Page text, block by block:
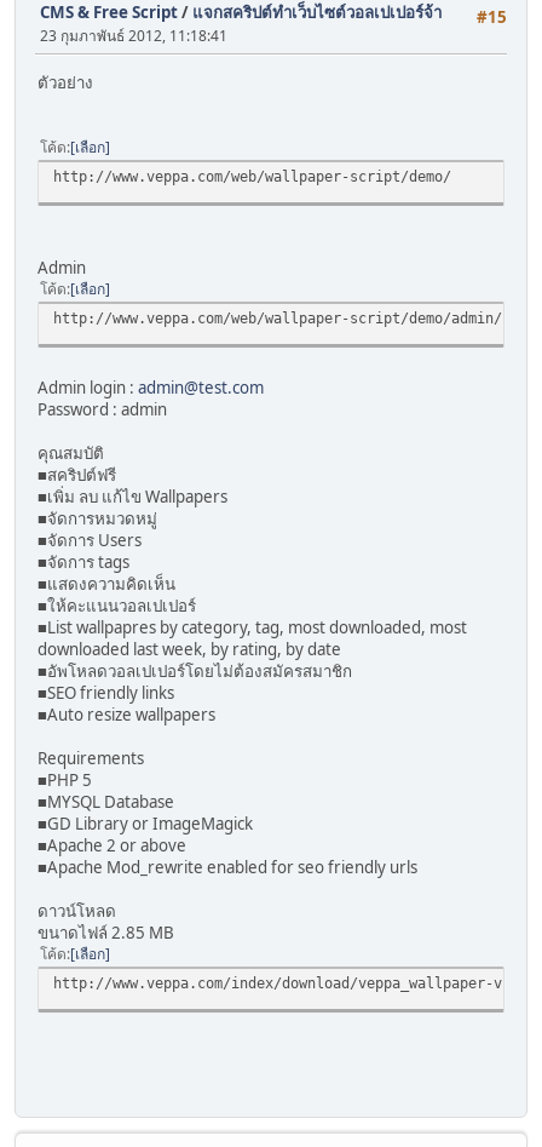
#15
CMS & Free Script/ แจกสคริปต์ทำเว็บไซต์วอลเปเปอร์จ้า
23 กุมภาพันธ์ 2012, 11:18:41
ตัวอย่าง
โค้ด เลือก
http://www.veppa.com/web/wallpaper-script/demo/
Admin
โค้ด เลือก
http://www.veppa.com/web/wallpaper-script/demo/admin/
Admin login : admin@test.com
Password : admin
คุณสมบัติ
■สคริปต์ฟรี
■เพิ่ม ลบ แก้ไข Wallpapers
■จัดการหมวดหมู่
■จัดการ Users
■จัดการ tags
■แสดงความคิดเห็น
■ให้คะแนนวอลเปเปอร์
■List wallpapres by category, tag, most downloaded, most
downloaded last week, by rating, by date
■อัพโหลดวอลเปเปอร์โดยไม่ต้องสมัครสมาชิก
■SEO friendly links
■Auto resize wallpapers
Requirements
■PHP 5
■MYSQL Database
■GD Library or ImageMagick
■Apache 2 or above
■Apache Mod_rewrite enabled for seo friendly urls
ดาวน์โหลด
ขนาดไฟล์ 2.85 MB
โค้ด เลือก
http://www.veppa.com/index/download/veppa_wallpaper-